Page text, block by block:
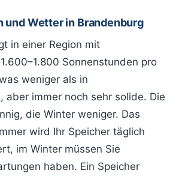
und Wetter in Brandenburg
in einer Region mit
Sonnenstunden pro
weniger als in
aber immer noch sehr solide. Die
die Winter weniger. Das
wird Ihr Speicher täglich
im Winter müssen Sie
haben. Ein Speicher